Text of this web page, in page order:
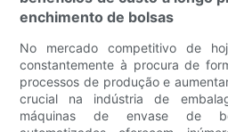
enchimento de bolsas
No mercado competitivo de
constantemente à procura de
processos de produção e
crucial na indústria de
máquinas de envase de